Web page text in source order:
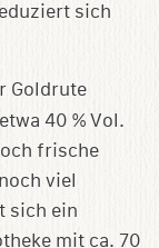
sich
Goldrute
40 % Vol.
frische
viel
sich ein
mit ca. 70